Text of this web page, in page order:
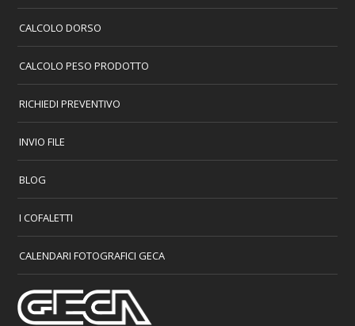
CALCOLO DORSO
CALCOLO PESO PRODOTTO
RICHIEDI PREVENTIVO
INVIO FILE
BLOG
I COFALETTI
CALENDARI FOTOGRAFICI GECA